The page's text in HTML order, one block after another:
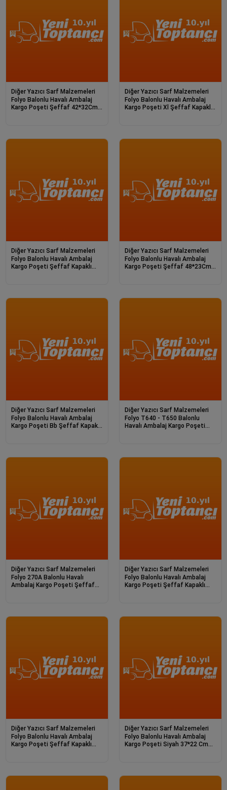
Diğer Yazıcı Sarf Malzemeleri
Folyo Balonlu Havalı Ambalaj
Kargo Poşeti Şeffaf 42*32Cm
Diğer Yazıcı Sarf Malzemeleri
Folyo Balonlu Havalı Ambalaj
Kargo Poşeti Xl Şeffaf Kapaklı
Diğer Yazıcı Sarf Malzemeleri
Folyo Balonlu Havalı Ambalaj
Kargo Poşeti Şeffaf Kapaklı
Diğer Yazıcı Sarf Malzemeleri
Folyo Balonlu Havalı Ambalaj
Kargo Poşeti Şeffaf 48*23Cm
Diğer Yazıcı Sarf Malzemeleri
Folyo Balonlu Havalı Ambalaj
Kargo Poşeti Bb Şeffaf Kapaklı
Diğer Yazıcı Sarf Malzemeleri
Folyo T640 - T650 Balonlu
Havalı Ambalaj Kargo Poşeti
Diğer Yazıcı Sarf Malzemeleri
Folyo 270A Balonlu Havalı
Ambalaj Kargo Poşeti Şeffaf
Diğer Yazıcı Sarf Malzemeleri
Folyo Balonlu Havalı Ambalaj
Kargo Poşeti Şeffaf Kapaklı
Diğer Yazıcı Sarf Malzemeleri
Folyo Balonlu Havalı Ambalaj
Kargo Poşeti Şeffaf Kapaklı
Diğer Yazıcı Sarf Malzemeleri
Folyo Balonlu Havalı Ambalaj
Kargo Poşeti Siyah 37*22 Cm